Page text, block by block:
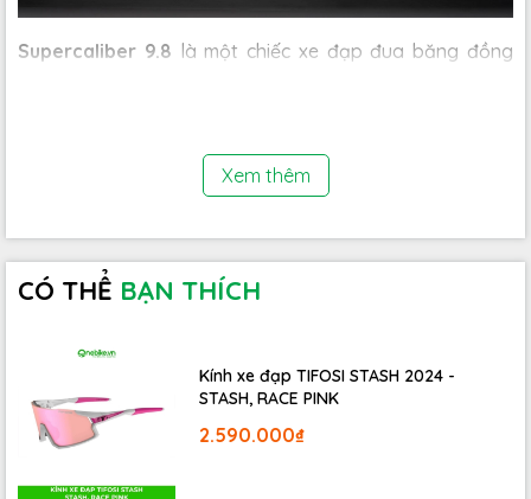
Supercaliber 9.8 là một chiếc xe đạp đua băng đồng
hợp cùng công nghệ giảm xóc IsoStrut của chúng tôi
Xem thêm
CÓ THỂ BẠN THÍCH
Kính xe đạp TIFOSI STASH 2024 -
STASH, RACE PINK
2.590.000₫